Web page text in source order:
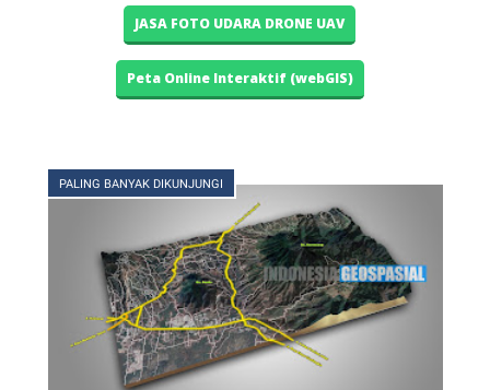
JASA FOTO UDARA DRONE UAV
Peta Online Interaktif (webGIS)
PALING BANYAK DIKUNJUNGI